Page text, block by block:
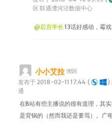
区 联通漕河泾数据中心
@后宫学长 13话好感动，霉戏
小小艾拉
发布于 2018-02-11 17:44 ( )
通
在B站有些主播说的很有道理，其
是背锅的（然而我还是要骂）。广